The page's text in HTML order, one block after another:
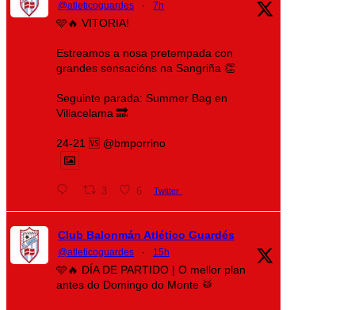
@atleticoguardes · 7h
🩵🔥 VITORIA!
Estreamos a nosa pretempada con
grandes sensacións na Sangriña 👏
Seguinte parada: Summer Bag en
Villacelama 🔜
24-21 🆚 @bmporrino
3 6 Twitter
Club Balonmán Atlético Guardés
@atleticoguardes · 15h
🩵🔥 DÍA DE PARTIDO | O mellor plan
antes do Domingo do Monte 🥁